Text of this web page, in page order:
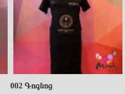
002 Գոգնոց